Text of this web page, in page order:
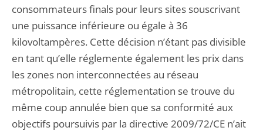
consommateurs finals pour leurs sites souscrivant
une puissance inférieure ou égale à 36
kilovoltampères. Cette décision n’étant pas divisible
en tant qu’elle réglemente également les prix dans
les zones non interconnectées au réseau
métropolitain, cette réglementation se trouve du
même coup annulée bien que sa conformité aux
objectifs poursuivis par la directive 2009/72/CE n’ait